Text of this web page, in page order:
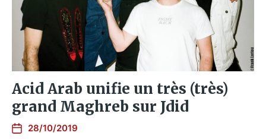
Acid Arab unifie un très (très)
grand Maghreb sur Jdid
28/10/2019